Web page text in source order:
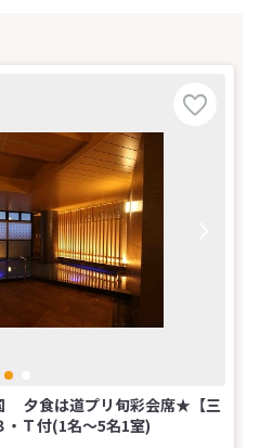
夕食は道プリ旬彩会席★【三
・Ｔ付(1名～5名1室)